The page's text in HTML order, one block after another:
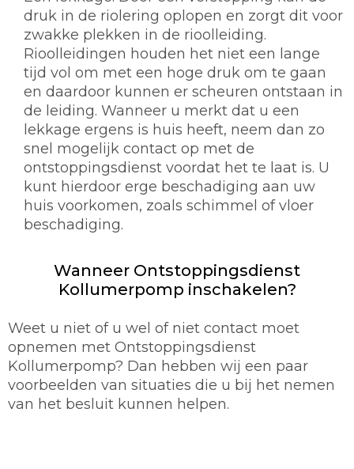
druk in de riolering oplopen en zorgt dit voor
zwakke plekken in de rioolleiding.
Rioolleidingen houden het niet een lange
tijd vol om met een hoge druk om te gaan
en daardoor kunnen er scheuren ontstaan in
de leiding. Wanneer u merkt dat u een
lekkage ergens is huis heeft, neem dan zo
snel mogelijk contact op met de
ontstoppingsdienst voordat het te laat is. U
kunt hierdoor erge beschadiging aan uw
huis voorkomen, zoals schimmel of vloer
beschadiging.
Wanneer Ontstoppingsdienst
Kollumerpomp inschakelen?
Weet u niet of u wel of niet contact moet
opnemen met Ontstoppingsdienst
Kollumerpomp? Dan hebben wij een paar
voorbeelden van situaties die u bij het nemen
van het besluit kunnen helpen.